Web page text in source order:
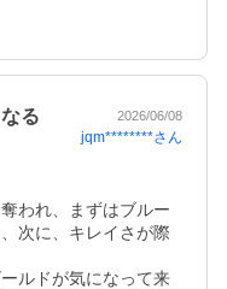
ったが、これは難し
る 2026/06/08
jqm********さん
われ、まずはブルー
次に、キレイさが際
ルドが気になって来